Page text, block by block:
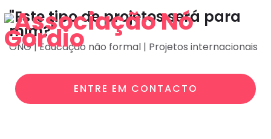
"Este tipo de projetos será para
mim?"
ONG | Educação não formal | Projetos internacionais
ENTRE EM CONTACTO